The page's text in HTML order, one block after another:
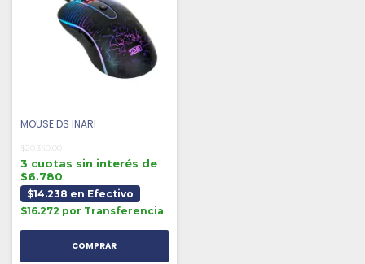
MOUSE DS INARI
$20.340,00
3 cuotas sin interés de
$6.780
$14.238 en Efectivo
$16.272 por Transferencia